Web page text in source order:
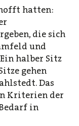
hatten:
die sich
und
halber Sitz
gehen
Das
Kriterien der
in